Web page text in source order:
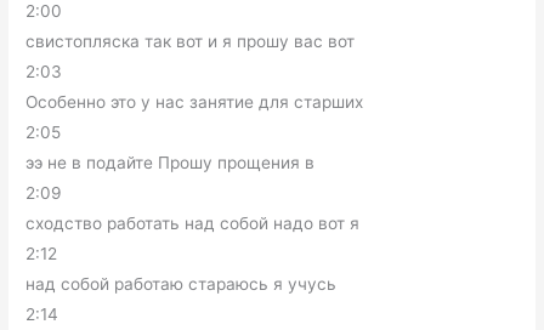
2:00
свистопляска так вот и я прошу вас вот
2:03
Особенно это у нас занятие для старших
2:05
ээ не в подайте Прошу прощения в
2:09
сходство работать над собой надо вот я
2:12
над собой работаю стараюсь я учусь
2:14